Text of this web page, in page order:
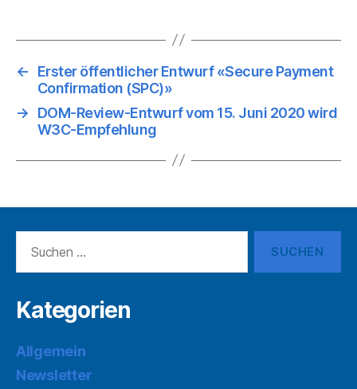
←
Erster öffentlicher Entwurf «Secure Payment
Confirmation (SPC)»
→
DOM-Review-Entwurf vom 15. Juni 2020 wird
W3C-Empfehlung
nach:
Kategorien
Allgemein
Newsletter